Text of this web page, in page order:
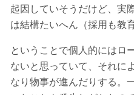
起因していそうだけど、実
は結構たいへん（採用も教
ということで個人的にはロ
ないと思っていて、それに
なり物事が進んだりする。